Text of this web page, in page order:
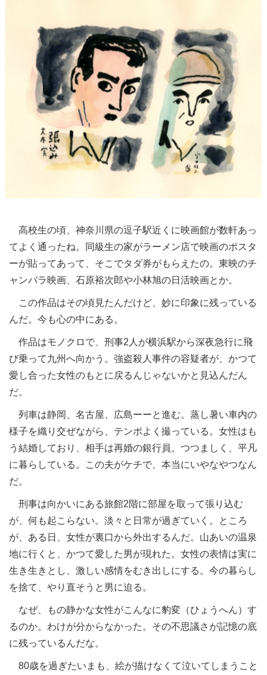
高校生の頃、神奈川県の逗子駅近くに映画館が数軒あっ
てよく通ったね。同級生の家がラーメン店で映画のポスタ
ーが貼ってあって、そこでタダ券がもらえたの。東映のチ
ャンバラ映画、石原裕次郎や小林旭の日活映画とか。
この作品はその頃見たんだけど、妙に印象に残っている
んだ。今も心の中にある。
作品はモノクロで、刑事2人が横浜駅から深夜急行に飛
び乗って九州へ向かう。強盗殺人事件の容疑者が、かつて
愛し合った女性のもとに戻るんじゃないかと見込んだん
だ。
列車は静岡、名古屋、広島ーーと進む。蒸し暑い車内の
様子を織り交ぜながら、テンポよく撮っている。女性はも
う結婚しており、相手は再婚の銀行員。つつましく、平凡
に暮らしている。この夫がケチで、本当にいやなやつなん
だ。
刑事は向かいにある旅館2階に部屋を取って張り込む
が、何も起こらない。淡々と日常が過ぎていく。ところ
が、ある日、女性が裏口から外出するんだ。山あいの温泉
地に行くと、かつて愛した男が現れた。女性の表情は実に
生き生きとし、激しい感情をむき出しにする。今の暮らし
を捨て、やり直そうと男に迫る。
なぜ、もの静かな女性がこんなに豹変（ひょうへん）す
るのか。わけが分からなかった。その不思議さが記憶の底
に残っているんだな。
80歳を過ぎたいまも、絵が描けなくて泣いてしまうこと